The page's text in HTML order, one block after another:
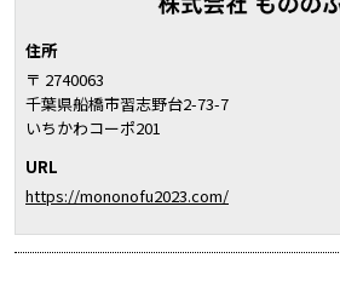
住所
〒 2740063
千葉県船橋市習志野台2-73-7
いちかわコーポ201
URL
https://mononofu2023.com/